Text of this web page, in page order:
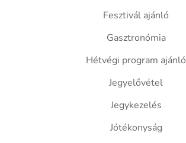
Fesztivál ajánló
Gasztronómia
Hétvégi program ajánló
Jegyelővétel
Jegykezelés
Jótékonyság